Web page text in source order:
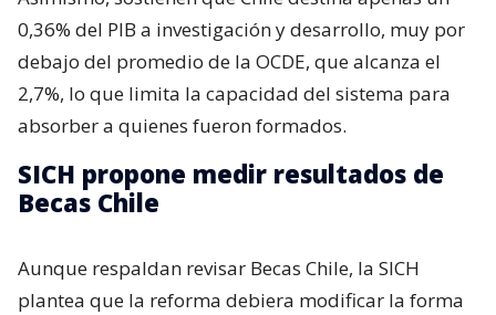
0,36% del PIB a investigación y desarrollo, muy por
debajo del promedio de la OCDE, que alcanza el
2,7%, lo que limita la capacidad del sistema para
absorber a quienes fueron formados.
SICH propone medir resultados de
Becas Chile
Aunque respaldan revisar Becas Chile, la SICH
plantea que la reforma debiera modificar la forma